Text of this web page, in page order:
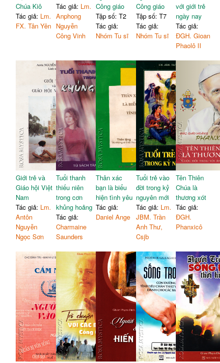
Chúa Kiô
Tác giả: Lm.
FX. Tân Yên
Tác giả: Lm.
Anphong
Nguyễn
Công Vinh
Công giáo
Tập số: T2
Tác giả:
Nhóm Tu sĩ
Công giáo
Tập số: T7
Tác giả:
Nhóm Tu sĩ
với giới trẻ
ngày nay
Tác giả:
ĐGH. Gioan
Phaolô II
Giới trẻ và
Giáo hội Việt
Nam
Tác giả: Lm.
Antôn
Nguyễn
Ngọc Sơn
Tuổi thanh
thiếu niên
trong cơn
khủng hoảng
Tác giả:
Charmaine
Saunders
Thân xác
bạn là biểu
hiện tình yêu
Tác giả:
Daniel Ange
Tuổi trẻ vào
đời trong kỷ
nguyên mới
Tác giả: Lm.
JBM. Trần
Anh Thư,
Csjb
Tên Thiên
Chúa là
thương xót
Tác giả:
ĐGH.
Phanxicô